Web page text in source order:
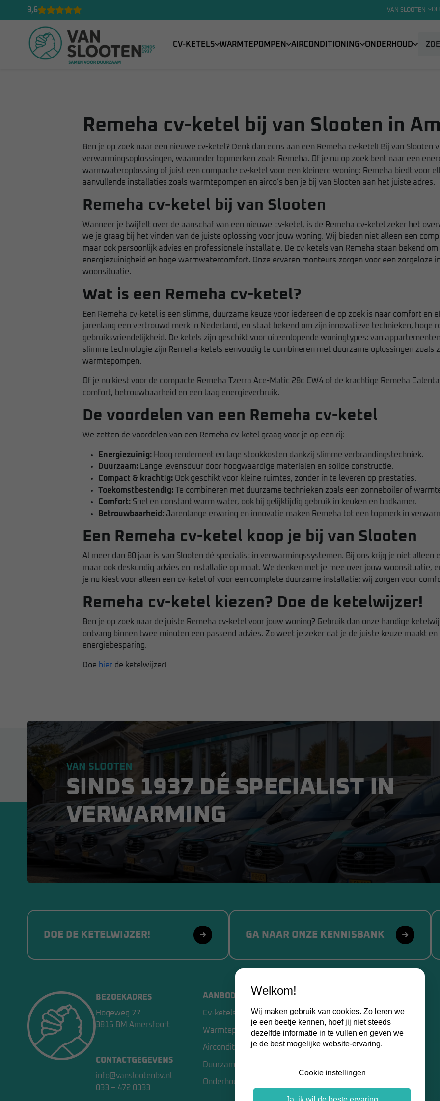
9,6 VAN SLOOTEN
CV-KETELS WARMTEPOMPEN AIRCONDITIONING ONDERHOUD
Remeha cv-ketel bij van Slooten in
Ben je op zoek naar een nieuwe cv-ketel? Denk dan eens aan een Remeha cv-ketel! Bij van Slooten
verwarmingsoplossingen, waaronder topmerken zoals Remeha. Of je nu op zoek bent naar een
warmwateroplossing of juist een compacte cv-ketel voor een kleinere woning: Remeha biedt voor
aanvullende installaties zoals warmtepompen en airco’s ben je bij van Slooten aan het juiste adres.
Remeha cv-ketel bij van Slooten
Wanneer je twijfelt over de aanschaf van een nieuwe cv-ketel, is de Remeha cv-ketel zeker het
we je graag bij het vinden van de juiste oplossing voor jouw woning. Wij bieden niet alleen een
maar ook persoonlijk advies en professionele installatie. De cv-ketels van Remeha staan bekend
energiezuinigheid en hoge warmwatercomfort. Onze ervaren monteurs zorgen voor een zorgeloze
woonsituatie.
Wat is een Remeha cv-ketel?
Een Remeha cv-ketel is een slimme, duurzame keuze voor iedereen die op zoek is naar comfort en
jarenlang een vertrouwd merk in Nederland, en staat bekend om zijn innovatieve technieken, hoge
gebruiksvriendelijkheid. De ketels zijn geschikt voor uiteenlopende woningtypes: van
slimme technologie zijn Remeha-ketels eenvoudig te combineren met duurzame oplossingen zoals
warmtepompen.
Of je nu kiest voor de compacte Remeha Tzerra Ace-Matic 28c CW4 of de krachtige Remeha
comfort, betrouwbaarheid en een laag energieverbruik.
De voordelen van een Remeha cv-ketel
We zetten de voordelen van een Remeha cv-ketel graag voor je op een rij:
Energiezuinig: Hoog rendement en lage stookkosten dankzij slimme verbrandingstechniek.
Duurzaam: Lange levensduur door hoogwaardige materialen en solide constructie.
Compact & krachtig: Ook geschikt voor kleine ruimtes, zonder in te leveren op prestaties.
Toekomstbestendig: Te combineren met duurzame technieken zoals een zonneboiler of
Comfort: Snel en constant warm water, ook bij gelijktijdig gebruik in keuken en badkamer.
Betrouwbaarheid: Jarenlange ervaring en innovatie maken Remeha tot een topmerk in
Een Remeha cv-ketel koop je bij van Slooten
Al meer dan 80 jaar is van Slooten dé specialist in verwarmingssystemen. Bij ons krijg je niet alleen
maar ook deskundig advies en installatie op maat. We denken met je mee over jouw woonsituatie,
je nu kiest voor alleen een cv-ketel of voor een complete duurzame installatie: wij zorgen voor
Remeha cv-ketel kiezen? Doe de ketelwijzer!
Ben je op zoek naar de juiste Remeha cv-ketel voor jouw woning? Gebruik dan onze handige
ontvang binnen twee minuten een passend advies. Zo weet je zeker dat je de juiste keuze maakt
energiebesparing.
Doe hier de ketelwijzer!
VAN SLOOTEN
SINDS 1937 DÉ SPECIALIST IN
VERWARMING
DOE DE KETELWIJZER! GA NAAR ONZE KENNISBANK
BEZOEKADRES
Hogeweg 77
3816 BM Amersfoort
CONTACTGEGEVENS
info@vanslootenbv.nl
033 – 472 0033
AANBOD
Cv-ketels
Warmtepompen
Airconditioning
Duurzame opties
Onderhoud
Home
Over ons
Kennisbank
Welkom!
Wij maken gebruik van cookies. Zo leren we
je een beetje kennen, hoef jij niet steeds
dezelfde informatie in te vullen en geven we
je de best mogelijke website-ervaring.
Cookie instellingen
Ja, ik wil de beste ervaring